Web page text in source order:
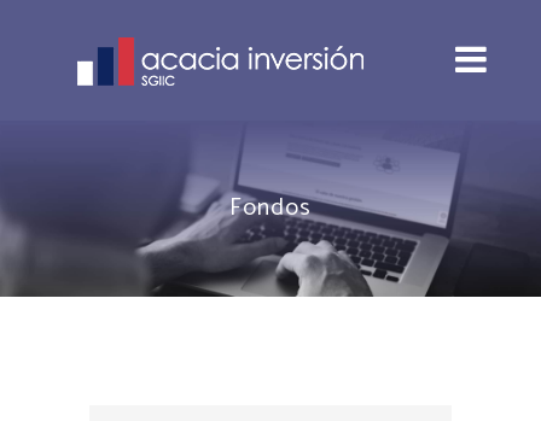
Fondos